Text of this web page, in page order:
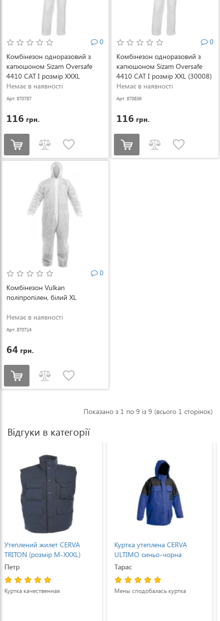
0
Комбінезон одноразовий з
капюшоном Sizam Oversafe
4410 CAT I розмір XXXL
(30009)
Немає в наявності
Арт: 870787
116 грн.
0
Комбінезон одноразовий з
капюшоном Sizam Oversafe
4410 CAT I розмір XXL (30008)
Немає в наявності
Арт: 870836
116 грн.
0
Комбінезон Vulkan
поліпропілен, білий XL
Немає в наявності
Арт: 870714
64 грн.
Показано з 1 по 9 із 9 (всього 1 сторінок)
Відгуки в категорії
Куртка утеплена CERVA
ULTIMO синьо-чорна
Тарас
Мены сподобалась куртка
Куртка утеплена CERVA
URBAN (S-XXXL) сіро-чорна
Марія Липовецька
Курткою задоволений. Легка і